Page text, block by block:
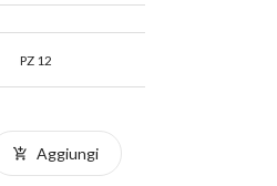
PZ 12
Aggiungi